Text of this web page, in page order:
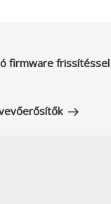
firmware frissítéssel